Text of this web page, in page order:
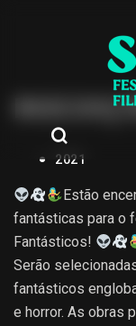
2021
Estão
fantásticas para o
Fantásticos!
Serão
fantásticos
e horror. As obras